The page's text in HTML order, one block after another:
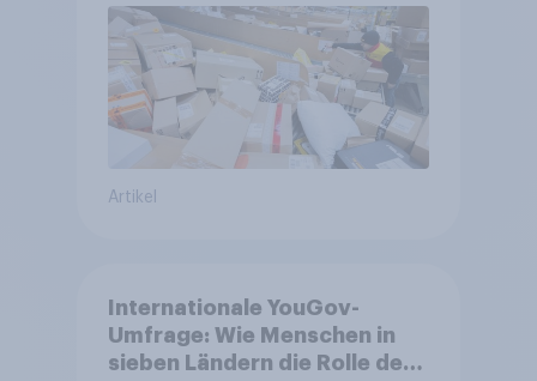
Artikel
Internationale YouGov-
Umfrage: Wie Menschen in
sieben Ländern die Rolle der